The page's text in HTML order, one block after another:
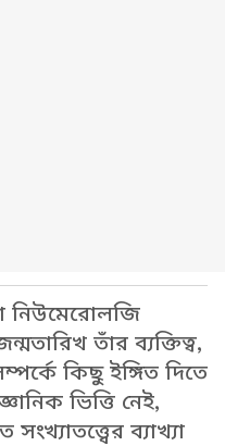
নিউমেরোলজি
তাঁর ব্যক্তিত্ব,
কিছু ইঙ্গিত দিতে
ভিত্তি নেই,
ব্যাখ্যা